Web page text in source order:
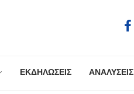
ΕΚΔΗΛΩΣΕΙΣ ΑΝΑΛΥΣΕΙΣ